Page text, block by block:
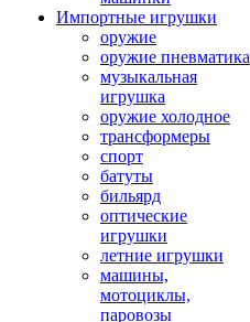
Импортные игрушки
оружие
оружие пневматика
музыкальная
игрушка
оружие холодное
трансформеры
спорт
батуты
бильярд
оптические
игрушки
летние игрушки
машины,
мотоциклы,
паровозы